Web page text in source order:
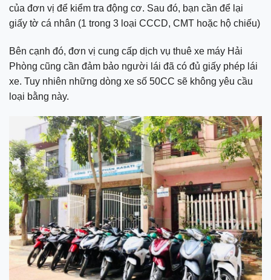
của đơn vị để kiểm tra động cơ. Sau đó, bạn cần để lại
giấy tờ cá nhân (1 trong 3 loại CCCD, CMT hoặc hộ chiếu)
Bên cạnh đó, đơn vị cung cấp dịch vụ thuê xe máy Hải
Phòng cũng cần đảm bảo người lái đã có đủ giấy phép lái
xe. Tuy nhiên những dòng xe số 50CC sẽ không yêu cầu
loại bằng này.